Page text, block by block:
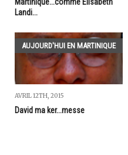
Landi...
AUJOURD'HUI EN MARTINIQUE
AVRIL 12TH, 2015
David ma ker...messe